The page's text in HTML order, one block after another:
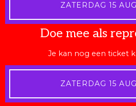
ZATERDAG 15
Doe mee als
Je kan nog een ticket
ZATERDAG 15